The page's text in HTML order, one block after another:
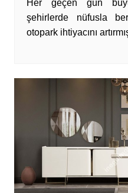
Her geçen gün
şehirlerde nüfusla
otopark ihtiyacını